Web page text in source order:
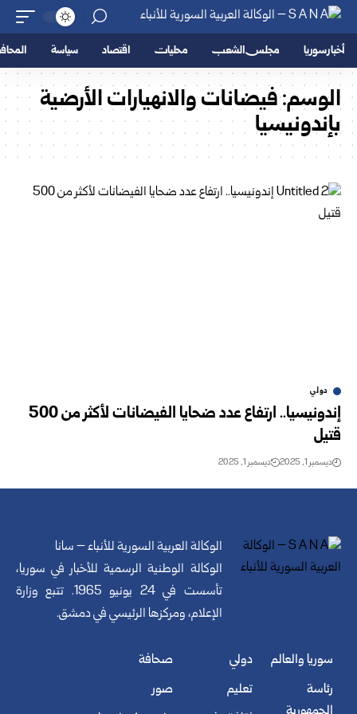
أخبار سوريا مجلس الشعب محليات اقتصاد سياسة
الوسم:فيضانات والانهيارات الأرضية
بإندونيسيا
دولي
إندونيسيا.. ارتفاع عدد ضحايا الفيضانات لأكثر من 500
قتيل
ديسمبر 1, 2025 ديسمبر 1, 2025
الوكالة العربية السورية للأنباء – سانا
الوكالة الوطنية الرسمية للأخبار في سوريا،
تأسست في 24 يونيو 1965. تتبع وزارة
الإعلام، ومركزها الرئيسي في دمشق.
سوريا والعالم
رئاسة
دولي
تعليم
صحافة
صور